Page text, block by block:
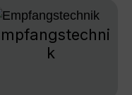
k